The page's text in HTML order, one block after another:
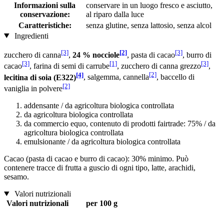
Informazioni sulla
conservazione:
conservare in un luogo fresco e asciutto,
al riparo dalla luce
Caratteristiche:
senza glutine, senza lattosio, senza alcol
Ingredienti
zucchero di canna[3], 24 % nocciole[2], pasta di cacao[3], burro di
cacao[3], farina di semi di carrube[1], zucchero di canna grezzo[3],
lecitina di soia (E322)[4], salgemma, cannella[2], baccello di
vaniglia in polvere[2]
addensante / da agricoltura biologica controllata
da agricoltura biologica controllata
da commercio equo, contenuto di prodotti fairtrade: 75% / da
agricoltura biologica controllata
emulsionante / da agricoltura biologica controllata
Cacao (pasta di cacao e burro di cacao): 30% minimo. Può
contenere tracce di frutta a guscio di ogni tipo, latte, arachidi,
sesamo.
Valori nutrizionali
Valori nutrizionali
per 100 g